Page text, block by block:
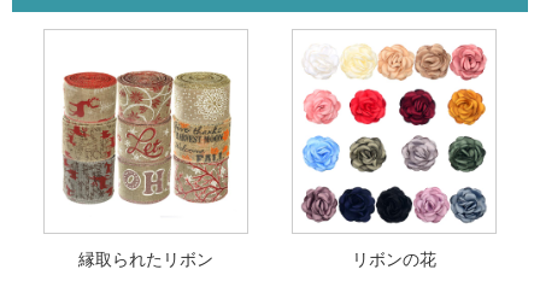
縁取られたリボン リボンの花